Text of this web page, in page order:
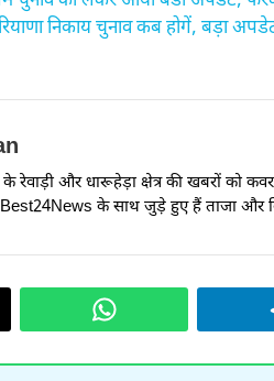
निकाय चुनाव कब होगें, बड़ा
रेवाड़ी और धारूहेड़ा क्षेत्र की खबरों को
के साथ जुड़े हुए हैं ताजा और